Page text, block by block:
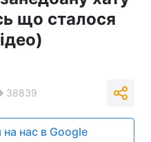
що сталося
38839
на нас в Google